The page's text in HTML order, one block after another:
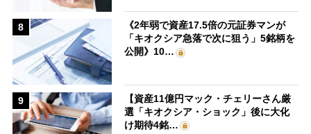
8
《2年弱で資産17.5倍の元証券マンが
「キオクシア急落で次に狙う」5銘柄を
公開》10…
9
【資産11億円マック・チェリーさん厳
選「キオクシア・ショック」後に大化
け期待4銘…